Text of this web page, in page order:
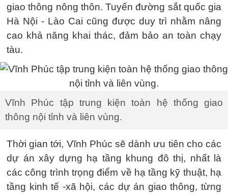
giao thông nông thôn. Tuyến đường sắt quốc gia
Hà Nội - Lào Cai cũng được duy trì nhằm nâng
cao khả năng khai thác, đảm bảo an toàn chạy
tàu.
Vĩnh Phúc tập trung kiện toàn hệ thống giao
thông nội tỉnh và liên vùng.
Thời gian tới, Vĩnh Phúc sẽ dành ưu tiên cho các
dự án xây dựng hạ tầng khung đô thị, nhất là
các công trình trọng điểm về hạ tầng kỹ thuật, hạ
tầng kinh tế -xã hội, các dự án giao thông, từng